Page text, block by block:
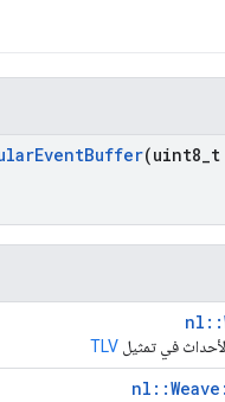
EventBuffer(uint8 t
في تمثيل TLV